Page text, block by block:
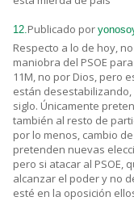
12.Publicado por
Respecto a lo de hoy,
maniobra del PSOE
11M, no por Dios, pero
están
siglo. Únicamente
también al resto de
por lo menos, cambio
pretenden nuevas
pero si atacar al PSOE,
alcanzar el poder y no
esté en la oposición